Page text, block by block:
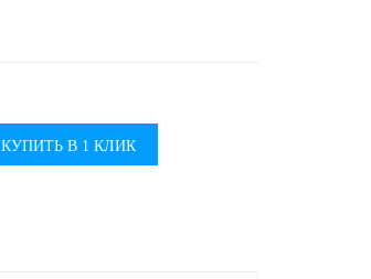
КУПИТЬ В 1 КЛИК